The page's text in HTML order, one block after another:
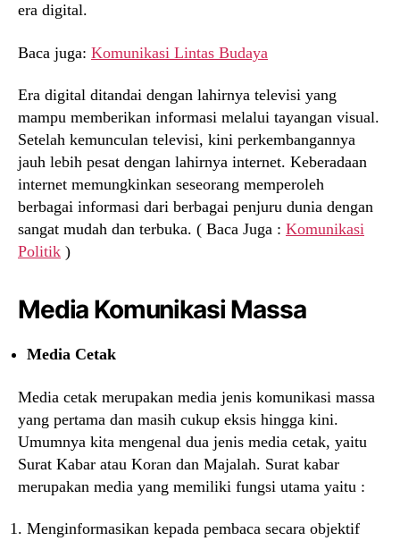
era digital.
Baca juga: Komunikasi Lintas Budaya
Era digital ditandai dengan lahirnya televisi yang
mampu memberikan informasi melalui tayangan visual.
Setelah kemunculan televisi, kini perkembangannya
jauh lebih pesat dengan lahirnya internet. Keberadaan
internet memungkinkan seseorang memperoleh
berbagai informasi dari berbagai penjuru dunia dengan
sangat mudah dan terbuka. ( Baca Juga : Komunikasi
Politik )
Media Komunikasi Massa
Media Cetak
Media cetak merupakan media jenis komunikasi massa
yang pertama dan masih cukup eksis hingga kini.
Umumnya kita mengenal dua jenis media cetak, yaitu
Surat Kabar atau Koran dan Majalah. Surat kabar
merupakan media yang memiliki fungsi utama yaitu :
Menginformasikan kepada pembaca secara objektif